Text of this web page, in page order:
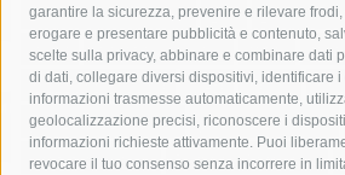
garantire la sicurezza, prevenire e rilevare frodi,
erogare e presentare pubblicità e contenuto,
scelte sulla privacy, abbinare e combinare dati
di dati, collegare diversi dispositivi, identificare
informazioni trasmesse automaticamente,
geolocalizzazione precisi, riconoscere i
informazioni richieste attivamente. Puoi
revocare il tuo consenso senza incorrere in
fondazione sorrento
gori guardia
lavori
lorenzo balducelli mare
massimo coppola
Meta napoli
penisola sorrentina
piano di sorrento
protezione civile
Regione Campania